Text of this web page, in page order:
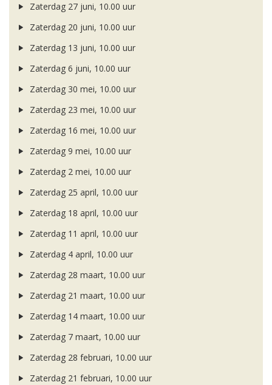
Zaterdag 27 juni, 10.00 uur
Zaterdag 20 juni, 10.00 uur
Zaterdag 13 juni, 10.00 uur
Zaterdag 6 juni, 10.00 uur
Zaterdag 30 mei, 10.00 uur
Zaterdag 23 mei, 10.00 uur
Zaterdag 16 mei, 10.00 uur
Zaterdag 9 mei, 10.00 uur
Zaterdag 2 mei, 10.00 uur
Zaterdag 25 april, 10.00 uur
Zaterdag 18 april, 10.00 uur
Zaterdag 11 april, 10.00 uur
Zaterdag 4 april, 10.00 uur
Zaterdag 28 maart, 10.00 uur
Zaterdag 21 maart, 10.00 uur
Zaterdag 14 maart, 10.00 uur
Zaterdag 7 maart, 10.00 uur
Zaterdag 28 februari, 10.00 uur
Zaterdag 21 februari, 10.00 uur